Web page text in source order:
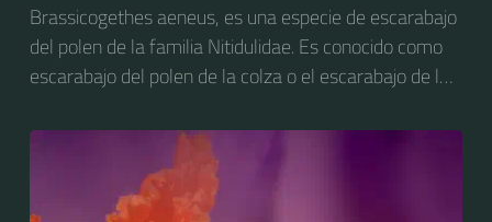
Brassicogethes aeneus, es una especie de escarabajo
del polen de la familia Nitidulidae. Es conocido como
escarabajo del polen de la colza o el escarabajo de la
Meligethes aeneus.